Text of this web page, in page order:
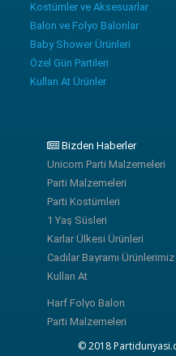
Kostümler ve Aksesuarlar
Balon ve Folyo Balonlar
Baby Shower Ürünleri
Özel Gün Partileri
Kullan At Ürünler
Bizden Haberler
Unicorn Parti Malzemeleri
Parti Malzemeleri
Parti Kostümleri
1 Yaş Süsleri
Karlar Ülkesi Ürünleri
Cadılar Bayramı
Kullan At
Harf Folyo Balon
Parti Malzemeleri
© 2018